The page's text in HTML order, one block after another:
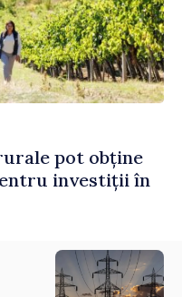
pot obține
investiții în